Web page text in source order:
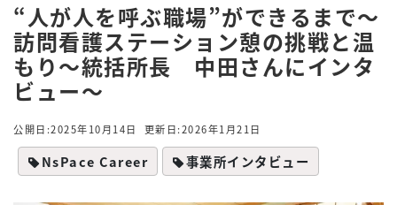
“人が人を呼ぶ職場”ができるまで～
訪問看護ステーション憩の挑戦と温
もり～統括所長 中田さんにインタ
ビュー～
公開日:2025年10月14日 更新日:2026年1月21日
NsPace Career 事業所インタビュー